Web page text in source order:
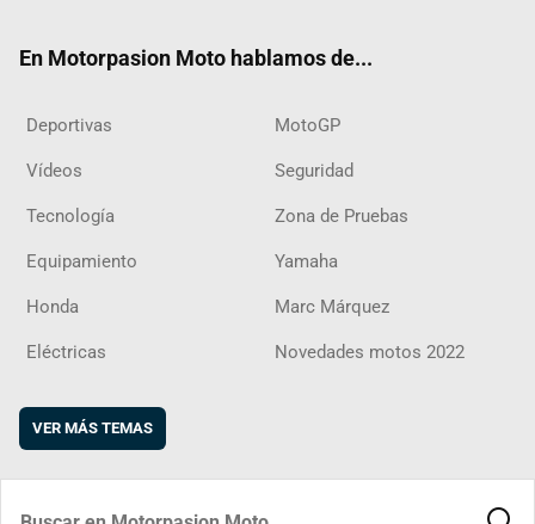
En Motorpasion Moto hablamos de...
Deportivas MotoGP
Vídeos Seguridad
Tecnología Zona de Pruebas
Equipamiento Yamaha
Honda Marc Márquez
Eléctricas Novedades motos 2022
VER MÁS TEMAS